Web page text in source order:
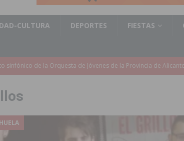
CULTURA DEPORTES FIESTAS
la accesibilidad de las aceras del entorno del CEIP
adicionales al CEIP nº 2 de Catral dentro del Plan Edificant
un grupo criminal especializado en el robo de vehículos de